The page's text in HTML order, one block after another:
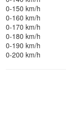
0-150 km/h
0-160 km/h
0-170 km/h
0-180 km/h
0-190 km/h
0-200 km/h